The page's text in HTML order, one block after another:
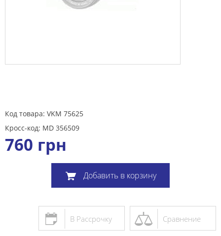
Код товара: VKM 75625
Кросс-код: MD 356509
760 грн
Добавить в корзину
Сравнение
В Рассрочку